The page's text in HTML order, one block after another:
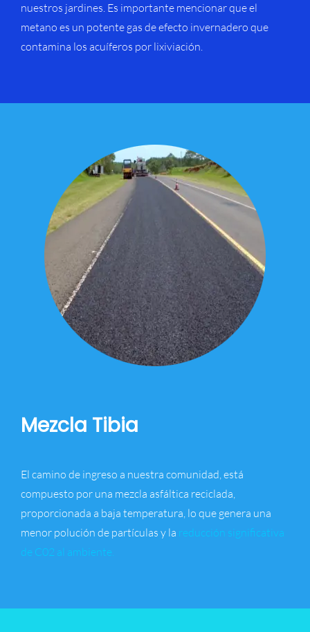
nuestros jardines. Es importante mencionar que el
metano es un potente gas de efecto invernadero que
contamina los acuíferos por lixiviación.
Mezcla Tibia
El camino de ingreso a nuestra comunidad, está
compuesto por una mezcla asfáltica reciclada,
proporcionada a baja temperatura, lo que genera una
menor polución de partículas y la reducción significativa
de C02 al ambiente.